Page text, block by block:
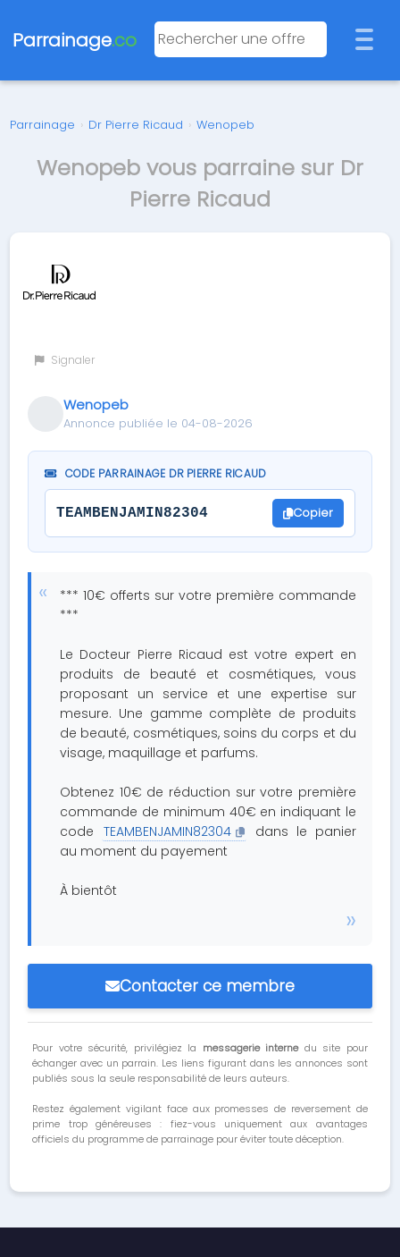
Parrainage.co
Parrainage › Dr Pierre Ricaud › Wenopeb
Wenopeb vous parraine sur Dr
Pierre Ricaud
Signaler
Wenopeb
Annonce publiée le 04-08-2026
CODE PARRAINAGE DR PIERRE RICAUD
TEAMBENJAMIN82304 Copier
*** 10€ offerts sur votre première commande
***
Le Docteur Pierre Ricaud est votre expert en
produits de beauté et cosmétiques, vous
proposant un service et une expertise sur
mesure. Une gamme complète de produits
de beauté, cosmétiques, soins du corps et du
visage, maquillage et parfums.
Obtenez 10€ de réduction sur votre première
commande de minimum 40€ en indiquant le
code TEAMBENJAMIN82304
dans le panier
au moment du payement
À bientôt
Contacter ce membre
Pour votre sécurité, privilégiez la messagerie internedu site pour
échanger avec un parrain. Les liens figurant dans les annonces sont
publiés sous la seule responsabilité de leurs auteurs.
Restez également vigilant face aux promesses de reversement de
prime trop généreuses : fiez-vous uniquement aux avantages
officiels du programme de parrainage pour éviter toute déception.